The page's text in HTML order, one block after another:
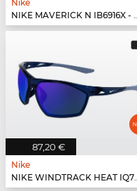
Nike
NIKE MAVERICK N IB6916X - 440
87,20 €
Nike
NIKE WINDTRACK HEAT IQ7245X - 410